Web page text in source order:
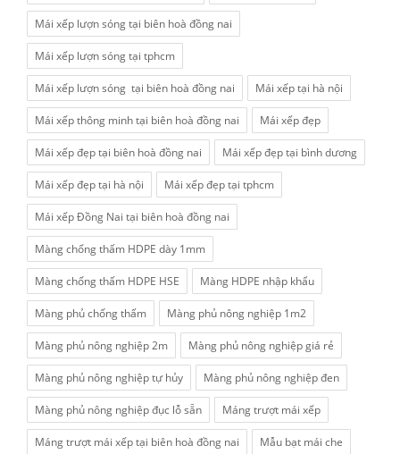
Mái xếp lượn sóng tại biên hoà đồng nai
Mái xếp lượn sóng tại tphcm
Mái xếp lượn sóng tại biên hoà đồng nai Mái xếp tại hà nội
Mái xếp thông minh tại biên hoà đồng nai Mái xếp đẹp
Mái xếp đẹp tại biên hoà đồng nai Mái xếp đẹp tại bình dương
Mái xếp đẹp tại hà nội Mái xếp đẹp tại tphcm
Mái xếp Đồng Nai tại biên hoà đồng nai
Màng chống thấm HDPE dày 1mm
Màng chống thấm HDPE HSE Màng HDPE nhập khẩu
Màng phủ chống thấm Màng phủ nông nghiệp 1m2
Màng phủ nông nghiệp 2m Màng phủ nông nghiệp giá rẻ
Màng phủ nông nghiệp tự hủy Màng phủ nông nghiệp đen
Màng phủ nông nghiệp đục lỗ sẵn Máng trượt mái xếp
Máng trượt mái xếp tại biên hoà đồng nai Mẫu bạt mái che